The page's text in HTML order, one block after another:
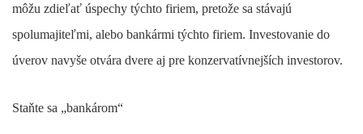
môžu zdieľať úspechy týchto firiem, pretože sa stávajú
spolumajiteľmi, alebo bankármi týchto firiem. Investovanie do
úverov navyše otvára dvere aj pre konzervatívnejších investorov.
Staňte sa „bankárom“